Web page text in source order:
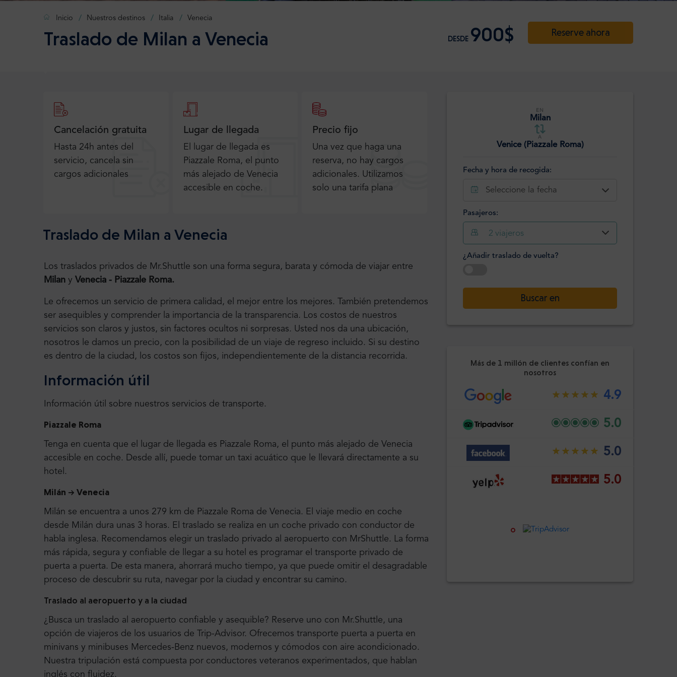
Inicio Nuestros destinos Italia Venecia
Traslado de Milan a Venecia DESDE 900$ Reserve ahora
EN
Milan
A
Venice (Piazzale Roma)
Fecha y hora de recogida:
Seleccione la fecha
Hora
: Confirme
Pasajeros:
2 viajeros
¿Añadir traslado de vuelta?
Buscar en
Más de 1 millón de clientes confían en
nosotros
4.9
5.0
5.0
5.0
Cancelación gratuita
Hasta 24h antes del
servicio, cancela sin
cargos adicionales
Lugar de llegada
El lugar de llegada es
Piazzale Roma, el punto
más alejado de Venecia
accesible en coche.
Precio fijo
Una vez que haga una
reserva, no hay cargos
adicionales. Utilizamos
solo una tarifa plana
Traslado de Milan a Venecia
Los traslados privados de Mr.Shuttle son una forma segura, barata y cómoda de viajar entre
Milan y Venecia - Piazzale Roma.
Le ofrecemos un servicio de primera calidad, el mejor entre los mejores. También pretendemos
ser asequibles y comprender la importancia de la transparencia. Los costos de nuestros
servicios son claros y justos, sin factores ocultos ni sorpresas. Usted nos da una ubicación,
nosotros le damos un precio, con la posibilidad de un viaje de regreso incluido. Si su destino
es dentro de la ciudad, los costos son fijos, independientemente de la distancia recorrida.
Información útil
Información útil sobre nuestros servicios de transporte.
Piazzale Roma
Tenga en cuenta que el lugar de llegada es Piazzale Roma, el punto más alejado de Venecia
accesible en coche. Desde allí, puede tomar un taxi acuático que le llevará directamente a su
hotel.
Milán -> Venecia
Milán se encuentra a unos 279 km de Piazzale Roma de Venecia. El viaje medio en coche
desde Milán dura unas 3 horas. El traslado se realiza en un coche privado con conductor de
habla inglesa. Recomendamos elegir un traslado privado al aeropuerto con MrShuttle. La forma
más rápida, segura y confiable de llegar a su hotel es programar el transporte privado de
puerta a puerta. De esta manera, ahorrará mucho tiempo, ya que puede omitir el desagradable
proceso de descubrir su ruta, navegar por la ciudad y encontrar su camino.
Traslado al aeropuerto y a la ciudad
¿Busca un traslado al aeropuerto confiable y asequible? Reserve uno con Mr.Shuttle, una
opción de viajeros de los usuarios de Trip-Advisor. Ofrecemos transporte puerta a puerta en
minivans y minibuses Mercedes-Benz nuevos, modernos y cómodos con aire acondicionado.
Nuestra tripulación está compuesta por conductores veteranos experimentados, que hablan
inglés con fluidez.